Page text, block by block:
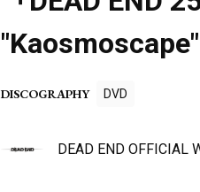
DISCOGRAPHY DVD
DEAD END OFFICIAL